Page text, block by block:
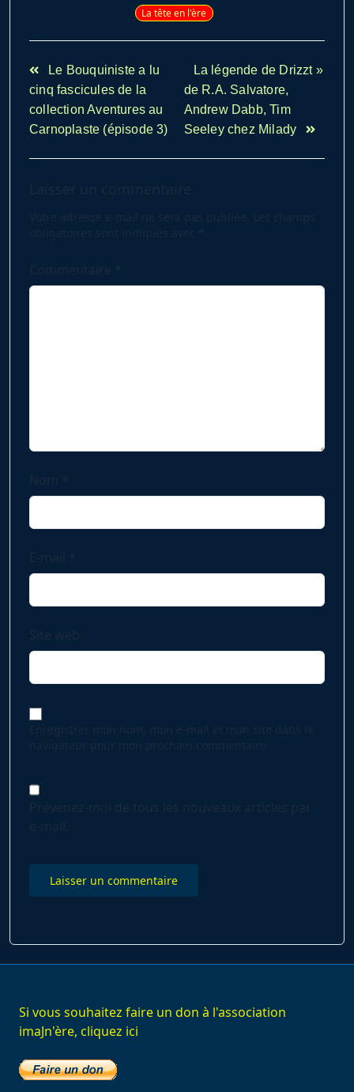
La tête en l'ère
<span
class="nav-
subtitle
screen-
text">Page</span>
Le Bouquiniste a lu
cinq fascicules de la
collection Aventures au
Carnoplaste (épisode 3)
La légende de Drizzt »
de R.A. Salvatore,
Andrew Dabb, Tim
Seeley chez Milady
Laisser un commentaire
Votre adresse e-mail ne sera pas publiée. Les champs
obligatoires sont indiqués avec *
Commentaire *
Nom *
E-mail *
Site web
Enregistrer mon nom, mon e-mail et mon site dans le
navigateur pour mon prochain commentaire.
Prévenez-moi de tous les nouveaux articles par
e-mail.
Si vous souhaitez faire un don à l'association
imaJn'ère, cliquez ici